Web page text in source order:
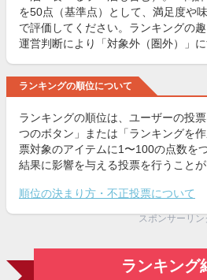
を50点（基準点）として、満足度や
で評価してください。ランキングの
運営判断により「対象外（圏外）」に
ランキングの順位について
ランキングの順位は、ユーザーの投
つのボタン」または「ランキングを
票対象のアイテムに1〜100の点数を
結果に影響を与える投票を行うことが
順位の決まり方・不正投票について
スポンサーリン
ランキング